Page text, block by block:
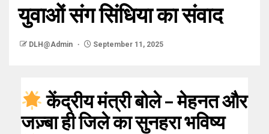
युवाओं संग सिंधिया का संवाद
DLH@Admin September 11, 2025
केंद्रीय मंत्री बोले – मेहनत और
जज़्बा ही जिले का सुनहरा भविष्य